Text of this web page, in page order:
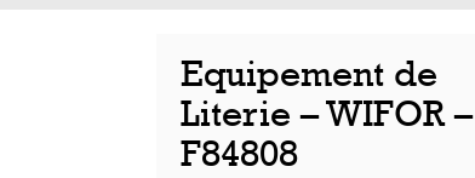
Equipement de
Literie – WIFOR –
F84808